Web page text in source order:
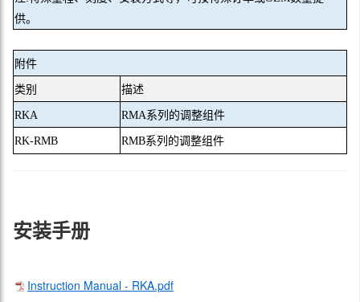
供。
附件
类别 描述
RKA RMA系列的调整组件
RK-RMB RMB系列的调整组件
安装手册
Instruction Manual - RKA.pdf